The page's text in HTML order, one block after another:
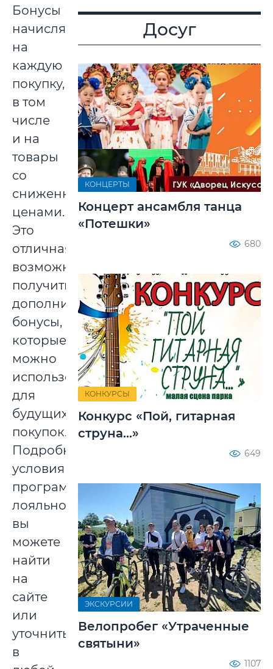
Бонусы
начисляются
на
каждую
покупку,
в том
числе
и на
товары
со
сниженными
ценами.
Это
отличная
возможность
получить
дополнительные
бонусы,
которые
можно
использовать
для
будущих
покупок.
Подробные
условия
программы
лояльности
вы
можете
найти
на
сайте
или
уточнить
в
Досуг
КОНЦЕРТЫ
Концерт ансамбля танца
«Потешки»
680
КОНКУРСЫ
Конкурс «Пой, гитарная
струна...»
649
ЭКСКУРСИИ
Велопробег «Утраченные
святыни»
1107